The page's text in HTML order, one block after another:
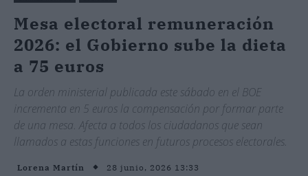
Mesa electoral remuneración
2026: el Gobierno sube la dieta
a 75 euros
La orden ministerial publicada este sábado en el BOE
incrementa en 5 euros la compensación por formar parte
de una mesa. Afecta a todos los ciudadanos que sean
llamados a estas funciones en futuros procesos electorales.
Lorena Martín 28 junio, 2026 13:33